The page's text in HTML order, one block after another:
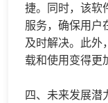
捷。同时，该软
服务，确保用户
及时解决。此外
载和使用变得更
四、未来发展潜